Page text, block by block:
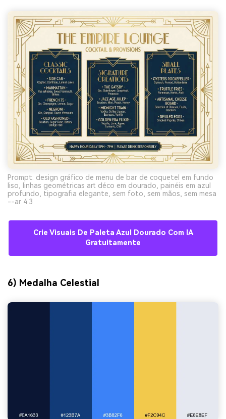
Prompt: design gráfico de menu de bar de coquetel em fundo
liso, linhas geométricas art déco em dourado, painéis em azul
profundo, tipografia elegante, sem foto, sem mãos, sem mesa
--ar 4:3
Crie Visuais De Paleta Azul Dourado Com IA
Gratuitamente
6) Medalha Celestial